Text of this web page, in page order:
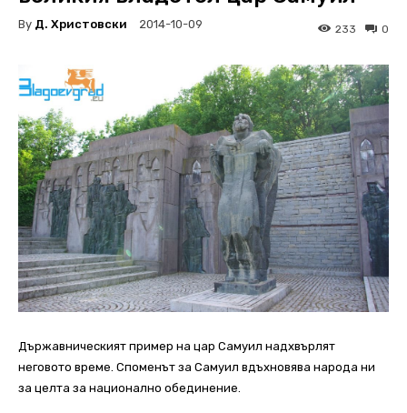
By Д. Христовски 2014-10-09 0
233
Държавническият пример на цар Самуил надхвърлят
неговото време. Споменът за Самуил вдъхновява народа ни
за целта за национално обединение.